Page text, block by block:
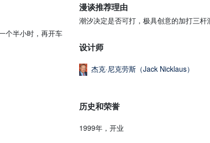
个半小时，再开车
漫谈推荐理由
潮汐决定是否可打，极具创意的加打三杆
设计师
杰克·尼克劳斯（Jack Nicklaus）
历史和荣誉
1999年，开业